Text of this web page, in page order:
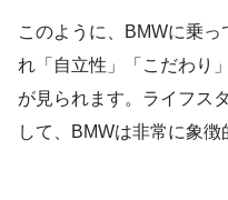
このように、BMWに乗
れ「自立性」「こだわり
が見られます。ライフス
して、BMWは非常に象徴